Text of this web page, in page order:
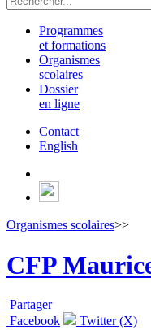
Programmes
et formations
Organismes
scolaires
Dossier
en ligne
Contact
English
Organismes scolaires>>
CFP
Partager
Facebook
Twitter (X)